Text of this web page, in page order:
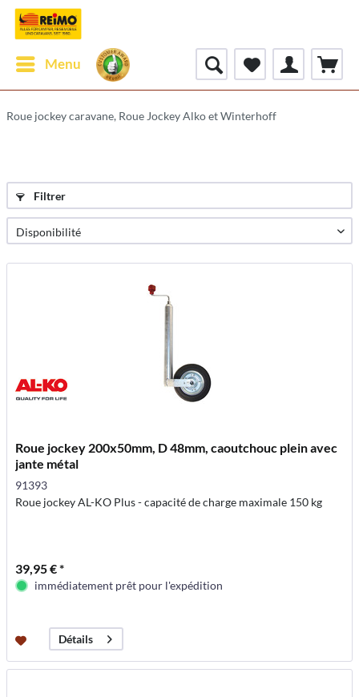
Menu
Roue jockey caravane, Roue Jockey Alko et Winterhoff
Filtrer
Roue jockey 200x50mm, D 48mm, caoutchouc plein avec
jante métal
91393
Roue jockey AL-KO Plus - capacité de charge maximale 150 kg
39,95 € *
immédiatement prêt pour l'expédition
Détails